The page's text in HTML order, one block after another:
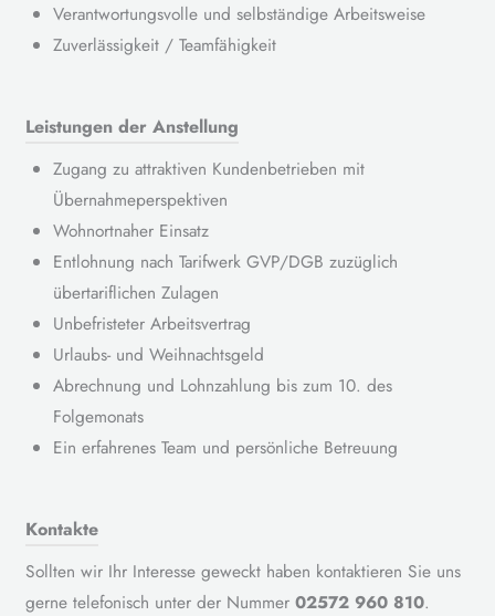
Verantwortungsvolle und selbständige Arbeitsweise
Zuverlässigkeit / Teamfähigkeit
Leistungen der Anstellung
Zugang zu attraktiven Kundenbetrieben mit
Übernahmeperspektiven
Wohnortnaher Einsatz
Entlohnung nach Tarifwerk GVP/DGB zuzüglich
übertariflichen Zulagen
Unbefristeter Arbeitsvertrag
Urlaubs- und Weihnachtsgeld
Abrechnung und Lohnzahlung bis zum 10. des
Folgemonats
Ein erfahrenes Team und persönliche Betreuung
Kontakte
Sollten wir Ihr Interesse geweckt haben kontaktieren Sie uns
gerne telefonisch unter der Nummer02572 960 810.